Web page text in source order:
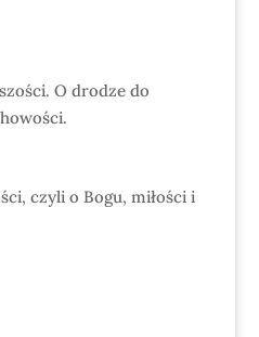
O drodze do
czyli o Bogu, miłości i